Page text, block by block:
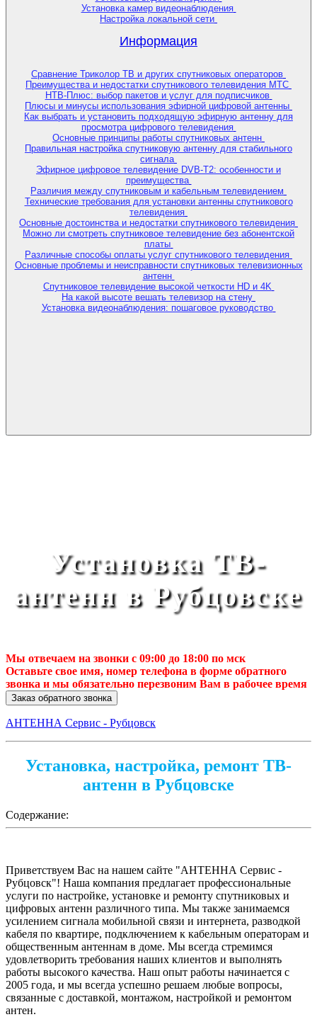
Установка камер видеонаблюдения
Настройка локальной сети
Информация
Сравнение Триколор ТВ и других спутниковых операторов
Преимущества и недостатки спутникового телевидения МТС
НТВ-Плюс: выбор пакетов и услуг для подписчиков
Плюсы и минусы использования эфирной цифровой антенны
Как выбрать и установить подходящую эфирную антенну для
просмотра цифрового телевидения
Основные принципы работы спутниковых антенн
Правильная настройка спутниковую антенну для стабильного
сигнала
Эфирное цифровое телевидение DVB-T2: особенности и
преимущества
Различия между спутниковым и кабельным телевидением
Технические требования для установки антенны спутникового
телевидения
Основные достоинства и недостатки спутникового телевидения
Можно ли смотреть спутниковое телевидение без абонентской
платы
Различные способы оплаты услуг спутникового телевидения
Основные проблемы и неисправности спутниковых телевизионных
антенн
Спутниковое телевидение высокой четкости HD и 4K
На какой высоте вешать телевизор на стену
Установка видеонаблюдения: пошаговое руководство
Установка ТВ-
антенн в Рубцовске
Мы отвечаем на звонки с 09:00 до 18:00 по мск
Оставьте свое имя, номер телефона в форме обратного
звонка и мы обязательно перезвоним Вам в рабочее время
Заказ обратного звонка
АНТЕННА Сервис - Рубцовск
Установка, настройка, ремонт ТВ-
антенн в Рубцовске
Содержание:
Приветствуем Вас на нашем сайте "АНТЕННА Сервис -
Рубцовск"! Наша компания предлагает профессиональные
услуги по настройке, установке и ремонту спутниковых и
цифровых антенн различного типа. Мы также занимаемся
усилением сигнала мобильной связи и интернета, разводкой
кабеля по квартире, подключением к кабельным операторам и
общественным антеннам в доме. Мы всегда стремимся
удовлетворить требования наших клиентов и выполнять
работы высокого качества. Наш опыт работы начинается с
2005 года, и мы всегда успешно решаем любые вопросы,
связанные с доставкой, монтажом, настройкой и ремонтом
антен.